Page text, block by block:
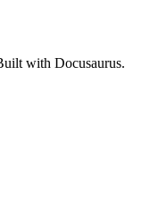
with Docusaurus.